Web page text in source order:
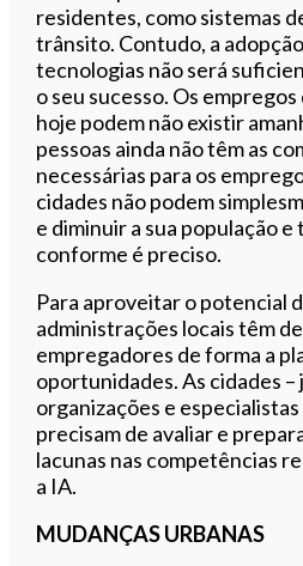
residentes, como sistemas
trânsito. Contudo, a
tecnologias não será
o seu sucesso. Os
hoje podem não existir
pessoas ainda não têm as
necessárias para os
cidades não podem
e diminuir a sua população
conforme é preciso.
Para aproveitar o potencial
administrações locais têm
empregadores de forma a
oportunidades. As cidades
organizações e
precisam de avaliar e
lacunas nas competências
a IA.
MUDANÇAS URBANAS